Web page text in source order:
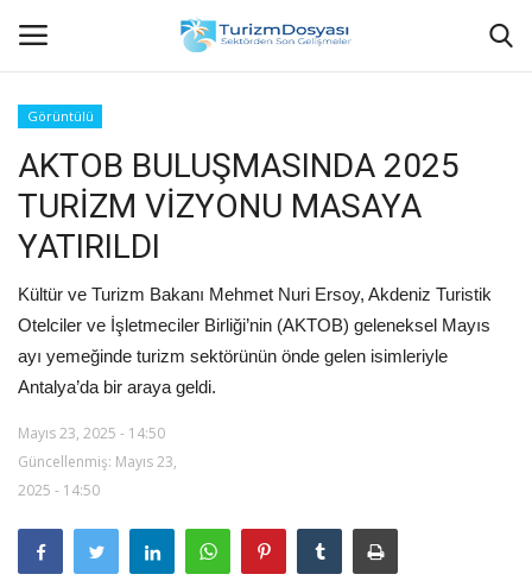
Anasayfa
Bize Ulaşın
Künye
Halil ÖNCÜ kimdir?
KVKK Aydınlatma Metni
Haberler
Görüntülü
Görüntülü
AKTOB BULUŞMASINDA 2025
TURİZM VİZYONU MASAYA
YATIRILDI
Kültür ve Turizm Bakanı Mehmet Nuri Ersoy, Akdeniz Turistik
Otelciler ve İşletmeciler Birliği’nin (AKTOB) geleneksel Mayıs
ayı yemeğinde turizm sektörünün önde gelen isimleriyle
Antalya’da bir araya geldi.
Mayıs 23, 2025 - 14:50
Güncellenmiş: Mayıs 23,
2025 - 14:50